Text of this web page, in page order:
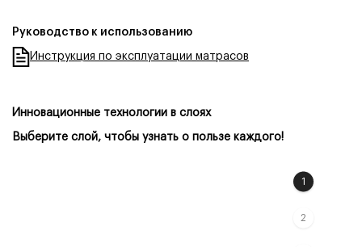
Руководство к использованию
Инструкция по эксплуатации матрасов
Инновационные технологии в слоях
Выберите слой, чтобы узнать о пользе каждого!
1
2